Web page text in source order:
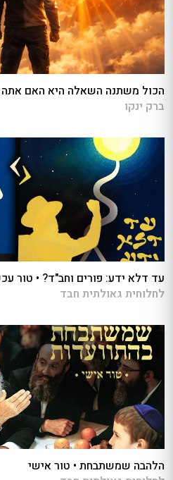
הכול משתנה השאלה היא האם
ברק ינקו
עד דלא ידע: פורים וחב"ד? • טור
לחלוחית גאולתית חבד
הלהבה שמשתבחת • טור אישי